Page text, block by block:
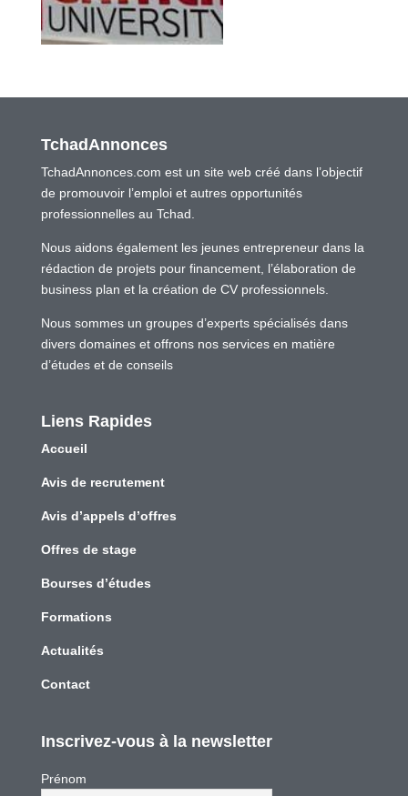
TchadAnnonces
TchadAnnonces.com est un site web créé dans l’objectif
de promouvoir l’emploi et autres opportunités
professionnelles au Tchad.
Nous aidons également les jeunes entrepreneur dans la
rédaction de projets pour financement, l’élaboration de
business plan et la création de CV professionnels.
Nous sommes un groupes d’experts spécialisés dans
divers domaines et offrons nos services en matière
d’études et de conseils
Liens Rapides
Accueil
Avis de recrutement
Avis d’appels d’offres
Offres de stage
Bourses d’études
Formations
Actualités
Contact
Inscrivez-vous à la newsletter
Prénom